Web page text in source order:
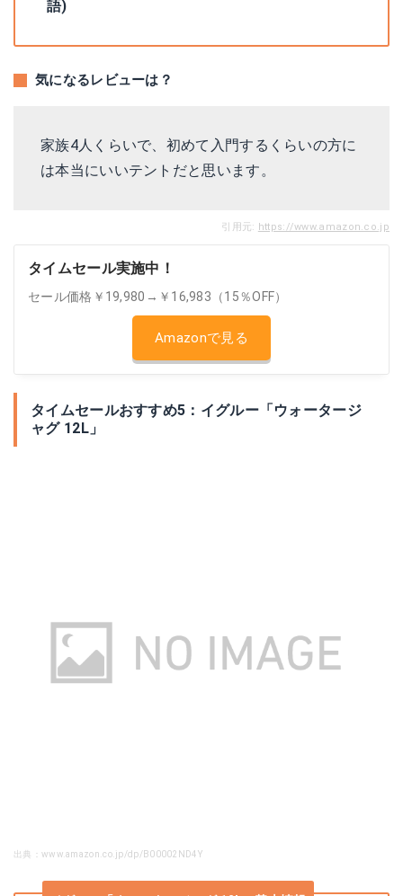
語)
気になるレビューは？
家族4人くらいで、初めて入門するくらいの方に
は本当にいいテントだと思います。
引用元: https://www.amazon.co.jp
タイムセール実施中！
セール価格￥19,980→￥16,983（15％OFF）
Amazonで見る
タイムセールおすすめ5：イグルー「ウォータージ
ャグ 12L」
出典：www.amazon.co.jp/dp/B00002ND4Y